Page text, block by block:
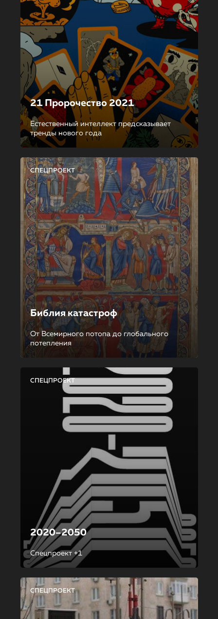
21 Пророчество 2021
Естественный интеллект предсказывает
тренды нового года
СПЕЦПРОЕКТ
Библия катастроф
От Всемирного потопа до глобального
потепления
СПЕЦПРОЕКТ
2020–2050
Спецпроект +1
СПЕЦПРОЕКТ